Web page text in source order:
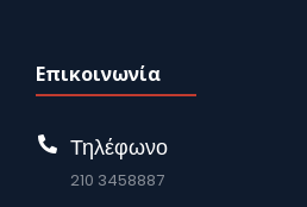
Επικοινωνία
Τηλέφωνο
210 3458887